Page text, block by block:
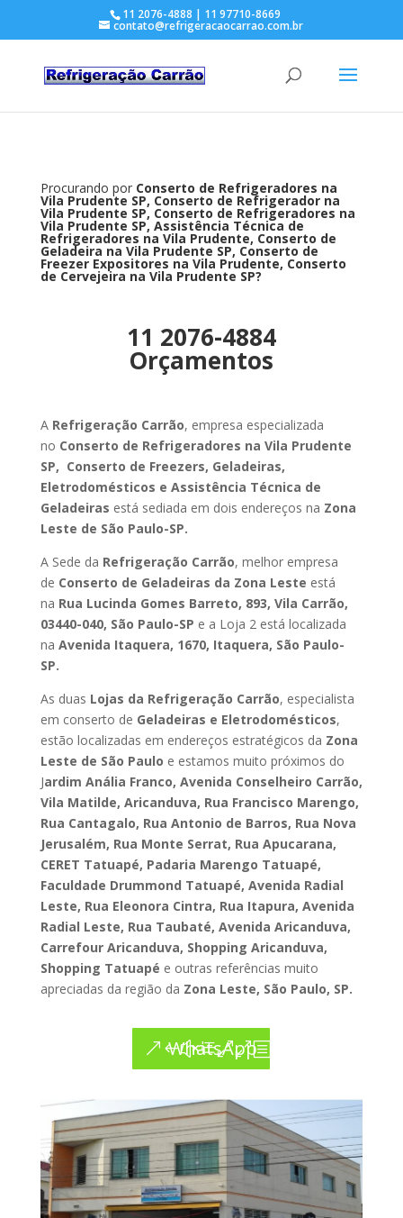
11 2076-4888 | 11 97710-8669
contato@refrigeracaocarrao.com.br
Procurando por Conserto de Refrigeradores na
Vila Prudente SP, Conserto de Refrigerador na
Vila Prudente SP, Conserto de Refrigeradores na
Vila Prudente SP, Assistência Técnica de
Refrigeradores na Vila Prudente, Conserto de
Geladeira na Vila Prudente SP, Conserto de
Freezer Expositores na Vila Prudente, Conserto
de Cervejeira na Vila Prudente SP?
11 2076-4884
Orçamentos
A Refrigeração Carrão, empresa especializada
no Conserto de Refrigeradores na Vila Prudente
SP, Conserto de Freezers, Geladeiras,
Eletrodomésticos e Assistência Técnica de
Geladeiras está sediada em dois endereços na Zona
Leste de São Paulo-SP.
A Sede da Refrigeração Carrão, melhor empresa
de Conserto de Geladeiras da Zona Leste está
na Rua Lucinda Gomes Barreto, 893, Vila Carrão,
03440-040, São Paulo-SP e a Loja 2 está localizada
na Avenida Itaquera, 1670, Itaquera, São Paulo-
SP.
As duas Lojas da Refrigeração Carrão, especialista
em conserto de Geladeiras e Eletrodomésticos,
estão localizadas em endereços estratégicos da Zona
Leste de São Paulo e estamos muito próximos do
Jardim Anália Franco, Avenida Conselheiro Carrão,
Vila Matilde, Aricanduva, Rua Francisco Marengo,
Rua Cantagalo, Rua Antonio de Barros, Rua Nova
Jerusalém, Rua Monte Serrat, Rua Apucarana,
CERET Tatuapé, Padaria Marengo Tatuapé,
Faculdade Drummond Tatuapé, Avenida Radial
Leste, Rua Eleonora Cintra, Rua Itapura, Avenida
Radial Leste, Rua Taubaté, Avenida Aricanduva,
Carrefour Aricanduva, Shopping Aricanduva,
Shopping Tatuapé e outras referências muito
apreciadas da região da Zona Leste, São Paulo, SP.
WhatsApp